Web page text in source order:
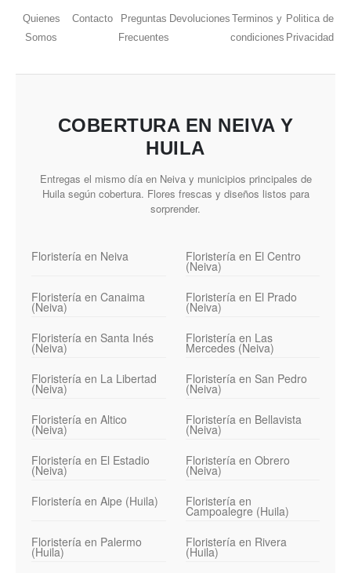
Quienes
Somos
Contacto
Preguntas
Frecuentes
Devoluciones Terminos y
condiciones
Politica de
Privacidad
COBERTURA EN NEIVA Y
HUILA
Entregas el mismo día en Neiva y municipios principales de
Huila según cobertura. Flores frescas y diseños listos para
sorprender.
Floristería en Neiva Floristería en El Centro
(Neiva)
Floristería en Canaima
(Neiva)
Floristería en El Prado
(Neiva)
Floristería en Santa Inés
(Neiva)
Floristería en Las
Mercedes (Neiva)
Floristería en La Libertad
(Neiva)
Floristería en San Pedro
(Neiva)
Floristería en Altico
(Neiva)
Floristería en Bellavista
(Neiva)
Floristería en El Estadio
(Neiva)
Floristería en Obrero
(Neiva)
Floristería en Aipe (Huila)
Floristería en
Campoalegre (Huila)
Floristería en Palermo
(Huila)
Floristería en Rivera
(Huila)